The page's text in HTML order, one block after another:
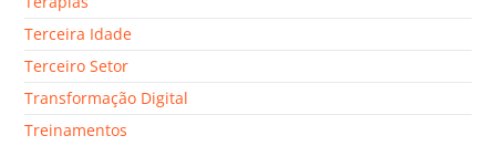
Terceira Idade
Terceiro Setor
Transformação Digital
Treinamentos